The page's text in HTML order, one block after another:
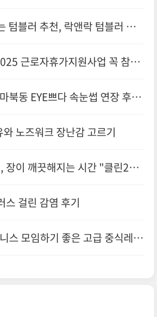
텀블러 추천, 락앤락 텀블러 사
근로자휴가지원사업 꼭 참여
북동 EYE쁘다 속눈썹 연장 후기
노즈워크 장난감 고르기
장이 깨끗해지는 시간 "클린24
스 걸린 감염 후기
스 모임하기 좋은 고급 중식레스